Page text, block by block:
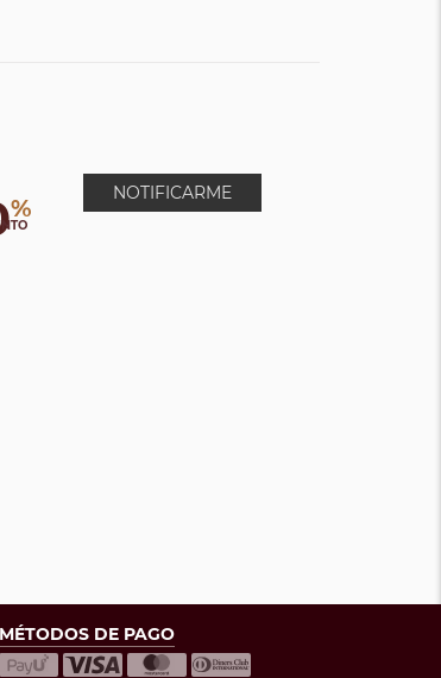
%
NOTIFICARME
MÉTODOS DE PAGO